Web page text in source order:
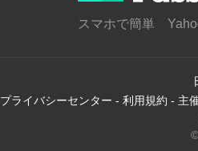
スマホで簡単
プライバシーセンター - 利用規約 - 主